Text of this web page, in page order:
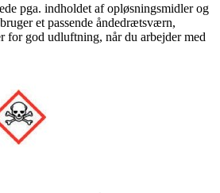
pga. indholdet af opløsningsmidler og
et passende åndedrætsværn,
for god udluftning, når du arbejder med